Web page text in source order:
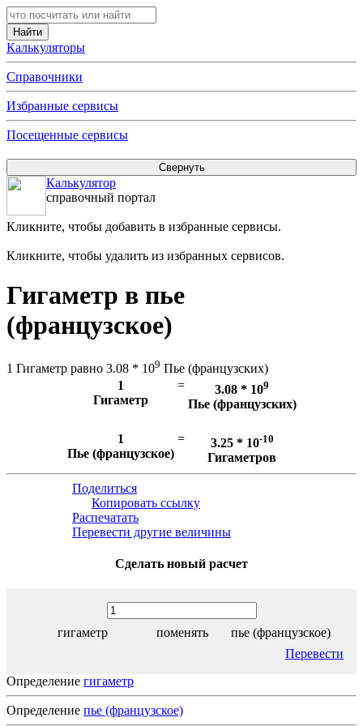
Калькуляторы
Справочники
Избранные сервисы
Посещенные сервисы
Калькулятор
справочный портал
Кликните, чтобы добавить в избранные сервисы.
Кликните, чтобы удалить из избранных сервисов.
Гигаметр в пье
(французское)
1 Гигаметр равно 3.08 * 109 Пье (французских)
1
Гигаметр
= 3.08 * 109
Пье (французских)
1
Пье (французское)
= 3.25 * 10-10
Гигаметров
Поделиться
Копировать ссылку
Распечатать
Перевести другие величины
Сделать новый расчет
гигаметр поменять
пье (французское)
Перевести
Определение гигаметр
Определение пье (французское)